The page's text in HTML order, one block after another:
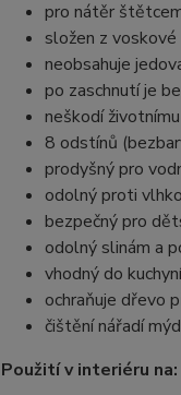
pro nátěr
složen z
neobsahuje
po zaschnutí je
neškodí
8 odstínů
prodyšný pro
odolný proti
bezpečný pro
odolný slinám a
vhodný do
ochraňuje dřevo
čištění nářadí
Použití v interiéru na: